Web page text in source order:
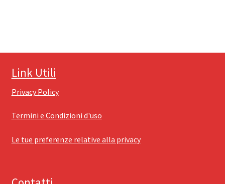
Link Utili
Privacy Policy
Termini e Condizioni d'uso
Le tue preferenze relative alla privacy